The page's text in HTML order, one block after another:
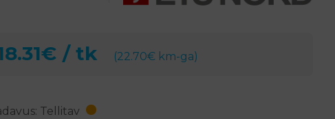
€ / tk (22.70€ km-ga)
Tellitav